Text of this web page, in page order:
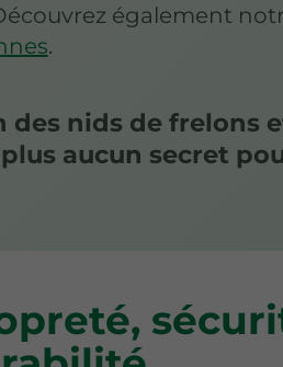
également
.
nids de frelons
aucun secret